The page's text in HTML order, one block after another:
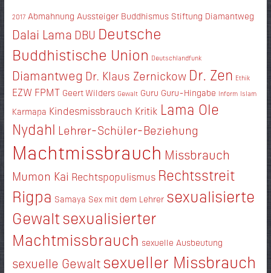
2017 Abmahnung Aussteiger Buddhismus Stiftung Diamantweg
Dalai Lama DBU Deutsche
Buddhistische Union Deutschlandfunk
Diamantweg Dr. Klaus Zernickow Dr. Zen Ethik
EZW FPMT Geert Wilders Gewalt Guru Guru-Hingabe Inform Islam
Karmapa Kindesmissbrauch Kritik Lama Ole
Nydahl Lehrer-Schüler-Beziehung
Machtmissbrauch Missbrauch
Mumon Kai Rechtspopulismus Rechtsstreit
Rigpa Samaya Sex mit dem Lehrer sexualisierte
Gewaltsexualisierter
Machtmissbrauch sexuelle Ausbeutung
sexuelle Gewalt sexueller Missbrauch